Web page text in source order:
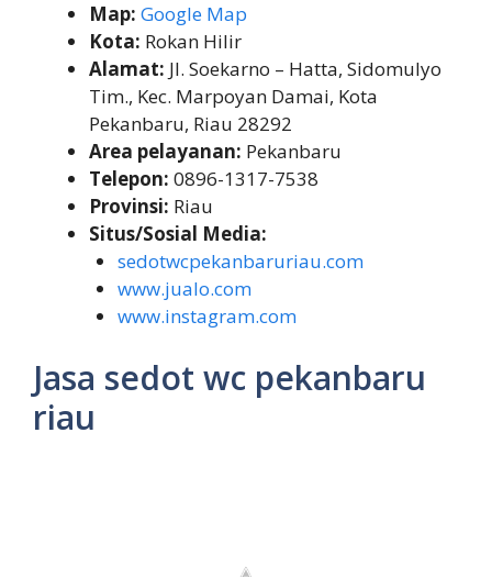
Map: Google Map
Kota: Rokan Hilir
Alamat: Jl. Soekarno – Hatta, Sidomulyo
Tim., Kec. Marpoyan Damai, Kota
Pekanbaru, Riau 28292
Area pelayanan: Pekanbaru
Telepon: 0896-1317-7538
Provinsi: Riau
Situs/Sosial Media:
sedotwcpekanbaruriau.com
www.jualo.com
www.instagram.com
Jasa sedot wc pekanbaru
riau